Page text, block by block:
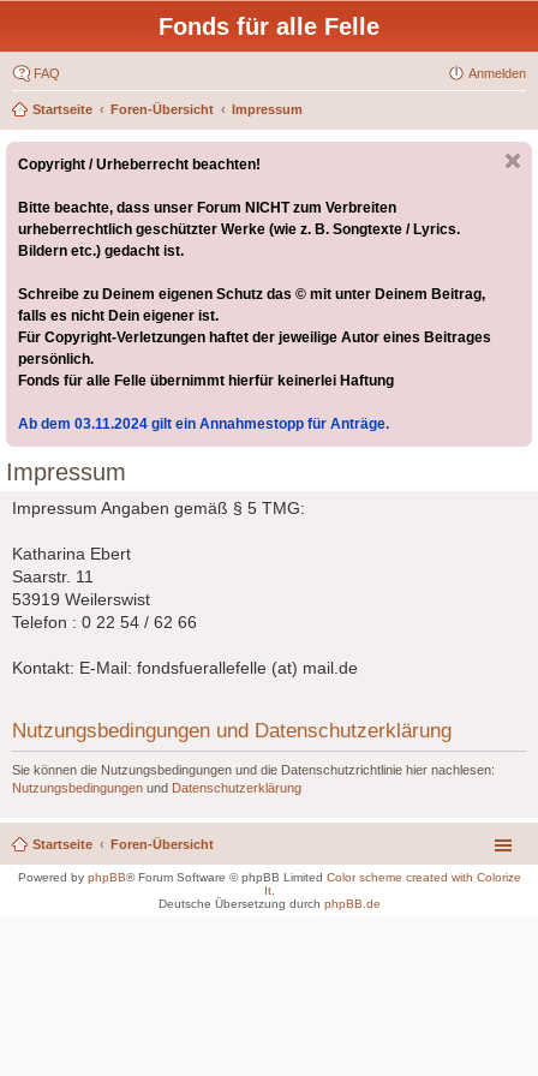
Fonds für alle Felle
FAQ Anmelden
Startseite Foren-Übersicht Impressum
Copyright / Urheberrecht beachten!
Bitte beachte, dass unser Forum NICHT zum Verbreiten
urheberrechtlich geschützter Werke (wie z. B. Songtexte / Lyrics.
Bildern etc.) gedacht ist.
Schreibe zu Deinem eigenen Schutz das © mit unter Deinem Beitrag,
falls es nicht Dein eigener ist.
Für Copyright-Verletzungen haftet der jeweilige Autor eines Beitrages
persönlich.
Fonds für alle Felle übernimmt hierfür keinerlei Haftung
Ab dem 03.11.2024 gilt ein Annahmestopp für Anträge.
Impressum
Impressum Angaben gemäß § 5 TMG:
Katharina Ebert
Saarstr. 11
53919 Weilerswist
Telefon : 0 22 54 / 62 66
Kontakt: E-Mail: fondsfuerallefelle (at) mail.de
Nutzungsbedingungen und Datenschutzerklärung
Sie können die Nutzungsbedingungen und die Datenschutzrichtlinie hier nachlesen:
Nutzungsbedingungen und Datenschutzerklärung
Startseite Foren-Übersicht
Powered by phpBB® Forum Software © phpBB Limited Color scheme created with Colorize
It.
Deutsche Übersetzung durch phpBB.de